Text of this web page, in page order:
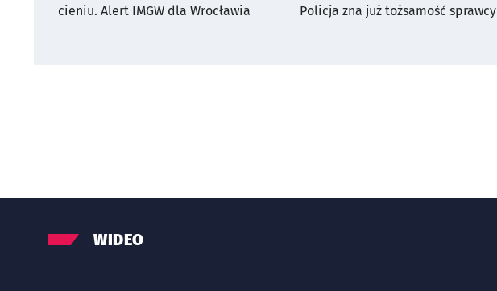
cieniu. Alert IMGW dla Wrocławia
Policja zna już tożsamość sprawcy
WIDEO